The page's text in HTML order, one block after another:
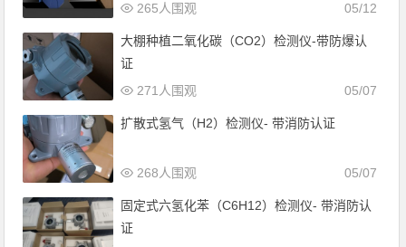
05/12
265人围观
大棚种植二氧化碳（CO2）检测仪-带防爆认
证
05/07
271人围观
扩散式氢气（H2）检测仪- 带消防认证
05/07
268人围观
固定式六氢化苯（C6H12）检测仪- 带消防认
证